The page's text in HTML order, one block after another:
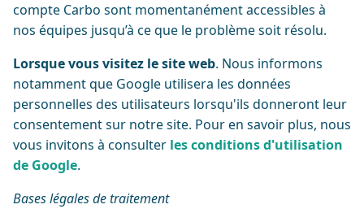
compte Carbo sont momentanément accessibles à
nos équipes jusqu’à ce que le problème soit résolu.‍
Lorsque vous visitez le site web. Nous informons
notamment que Google utilisera les données
personnelles des utilisateurs lorsqu'ils donneront leur
consentement sur notre site. Pour en savoir plus, nous
vous invitons à consulter les conditions d'utilisation
de Google.
Bases légales de traitement